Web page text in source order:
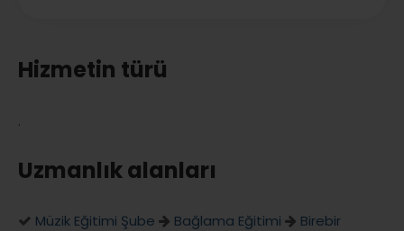
Hizmetin türü
.
Uzmanlık alanları
Müzik Eğitimi Şube Bağlama Eğitimi
Birebir